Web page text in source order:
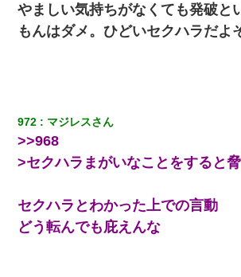
夫の友達がBBQを定期的に開催して夫婦で参
女性側のリーダーみたいな人に「BBQは友達
われて…
新築の家で。クラクラするくらいの「白粉の
嫁＆娘「そんな匂いしない…」ある日、友人
ークですね！」俺（！？）
新卒の女性社員に1年半ストーカーされてい
上司「話をしてみる」→女性社員「実は10数
やましい気持ちがなくても発破と
もんはダメ。ひどいセクハラだよ
972 マジレスさん
>>968
>セクハラまがいなことをすると
セクハラとわかった上での言動
どう転んでも庇えんな